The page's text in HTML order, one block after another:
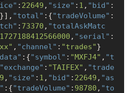
: 22649 , "size" : 1 , "bid" :
}], "total" :{"tradeVolume" :
: 73370 , "totalAskMatc
1727188412566000 , "serial" :
, "channel" : "trades"}
:{"symbol" : "MXFJ4" , "t
"exchange" : "TAIFEX" , "trade
, "size" : 1 , "bid" : 22649 , "as
:{"tradeVolume" : 98780 , "to